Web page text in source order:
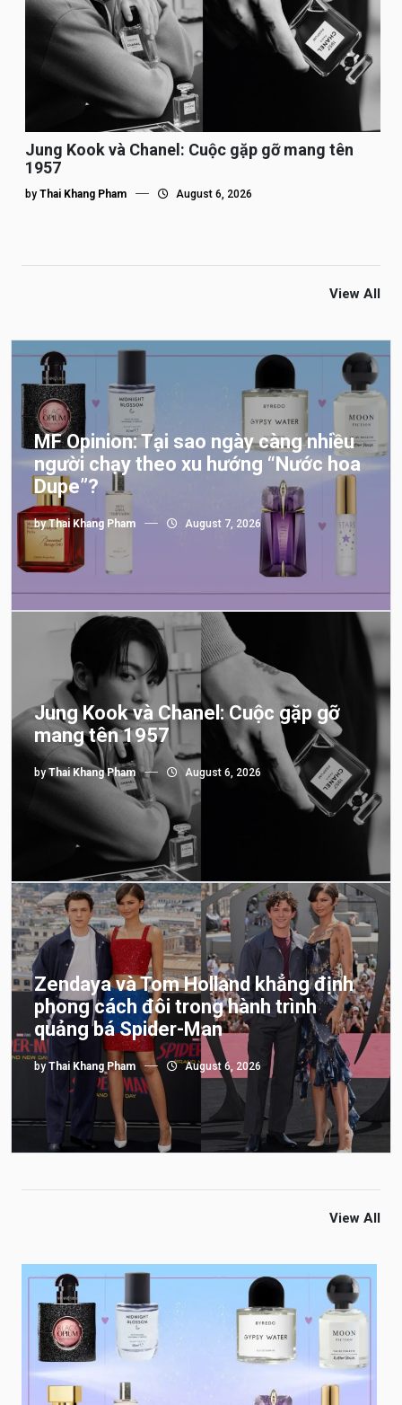
Jung Kook và Chanel: Cuộc gặp gỡ mang tên
1957
by Thai Khang Pham August 6, 2026
View All
MF Opinion: Tại sao ngày càng nhiều
người chạy theo xu hướng “Nước hoa
Dupe”?
byThai Khang Pham August 7, 2026
Jung Kook và Chanel: Cuộc gặp gỡ
mang tên 1957
byThai Khang Pham August 6, 2026
Zendaya và Tom Holland khẳng định
phong cách đôi trong hành trình
quảng bá Spider-Man
by Thai Khang Pham August 6, 2026
View All